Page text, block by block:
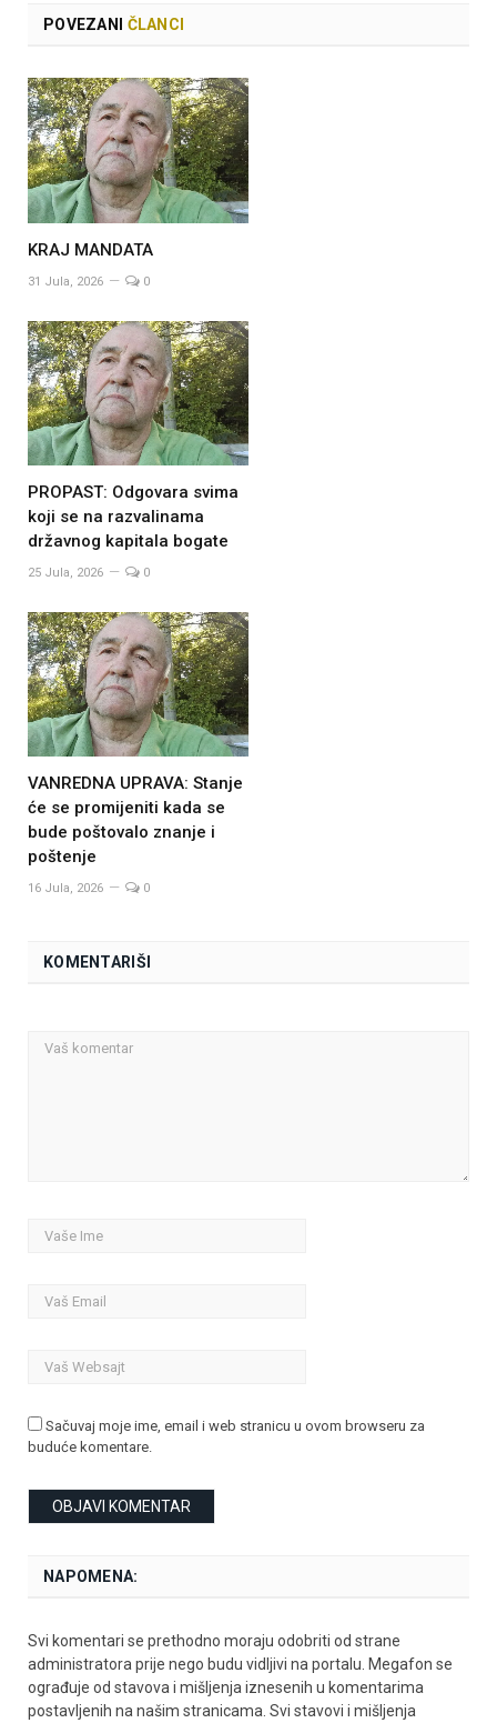
POVEZANI ČLANCI
KRAJ MANDATA
31 Jula, 2026 0
PROPAST: Odgovara svima
koji se na razvalinama
državnog kapitala bogate
25 Jula, 2026 0
VANREDNA UPRAVA: Stanje
će se promijeniti kada se
bude poštovalo znanje i
poštenje
16 Jula, 2026 0
KOMENTARIŠI
Sačuvaj moje ime, email i web stranicu u ovom browseru za
buduće komentare.
NAPOMENA:
Svi komentari se prethodno moraju odobriti od strane
administratora prije nego budu vidljivi na portalu. Megafon se
ograđuje od stavova i mišljenja iznesenih u komentarima
postavljenih na našim stranicama. Svi stavovi i mišljenja